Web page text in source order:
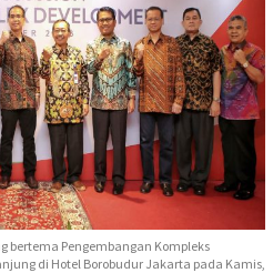
bertema Pengembangan Kompleks
di Hotel Borobudur Jakarta pada Kamis,